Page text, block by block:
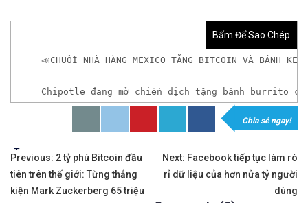
Bấm Để Sao Chép
📣CHUỖI NHÀ HÀNG MEXICO TẶNG BITCOIN VÀ BÁNH
Chipotle đang mở chiến dịch tặng bánh burrito
𝘟𝘦𝘮 𝘤𝘩𝘪 𝘵𝘪ế𝘵: https://chungkhoanforex.com/
✨🏆𝐀𝐧 𝐭â𝐦 𝐦ở 𝐭à𝐢 𝐤𝐡𝐨ả𝐧 𝐠𝐢𝐚𝐨 𝐝ị𝐜𝐡 𝐁𝐢𝐭𝐜𝐨𝐢𝐧 𝐯à 𝐧𝐡𝐢ề𝐮 𝐥𝐨ạ𝐢
👉𝘔ở 𝘵à𝘪 𝘬𝘩𝘰ả𝘯 𝘵𝘳ê𝘯 𝘴à𝘯 𝘉𝘪𝘯𝘢𝘯𝘤𝘦 𝘯ổ𝘪 𝘵𝘪ế𝘯𝘨:
Chia sẻ ngay!
Tags:
Điều
hướng
Previous: 2 tỷ phú Bitcoin đầu
tiên trên thế giới: Từng thắng
kiện Mark Zuckerberg 65 triệu
Next: Facebook tiếp tục làm rò
rỉ dữ liệu của hơn nửa tỷ người
dùng